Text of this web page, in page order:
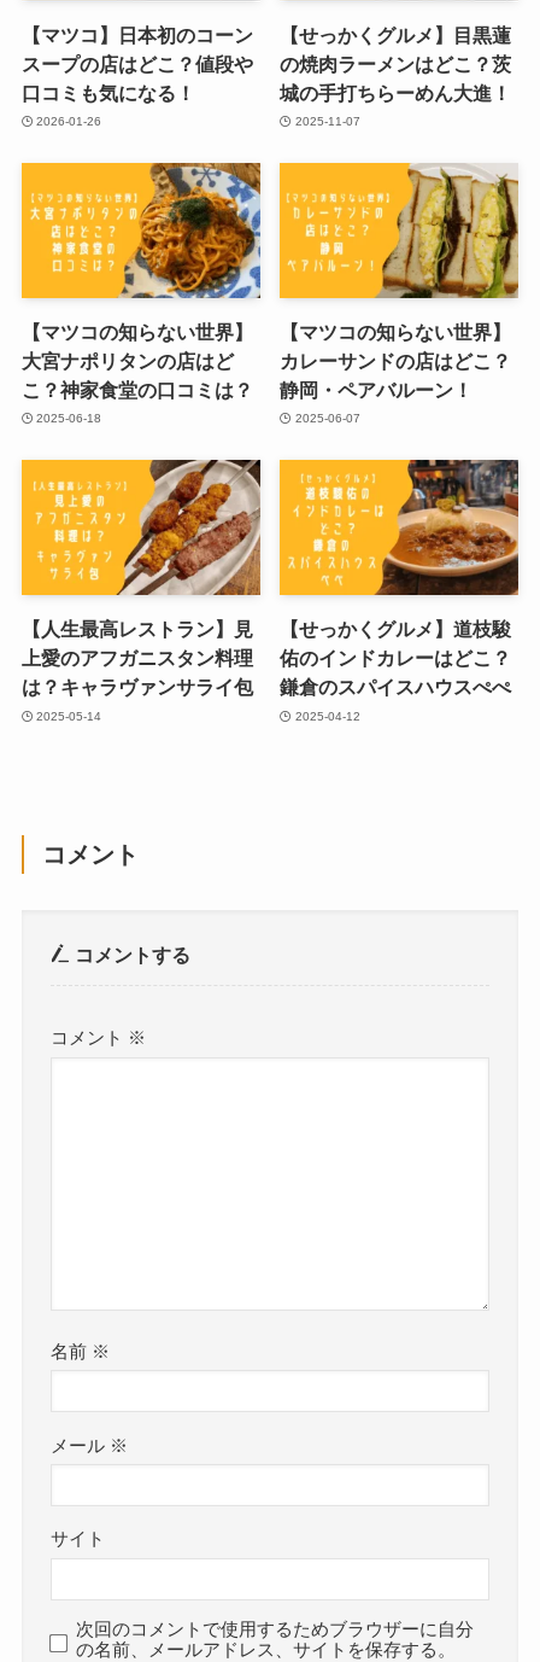
【マツコ】日本初のコーン
スープの店はどこ？値段や
口コミも気になる！
2026-01-26
【せっかくグルメ】目黒蓮
の焼肉ラーメンはどこ？茨
城の手打ちらーめん大進！
2025-11-07
【マツコの知らない世界】
大宮ナポリタンの店はど
こ？神家食堂の口コミは？
2025-06-18
【マツコの知らない世界】
カレーサンドの店はどこ？
静岡・ペアバルーン！
2025-06-07
【人生最高レストラン】見
上愛のアフガニスタン料理
は？キャラヴァンサライ包
2025-05-14
【せっかくグルメ】道枝駿
佑のインドカレーはどこ？
鎌倉のスパイスハウスぺぺ
2025-04-12
コメント
コメントする
コメント ※
名前 ※
メール ※
サイト
次回のコメントで使用するためブラウザーに自分
の名前、メールアドレス、サイトを保存する。